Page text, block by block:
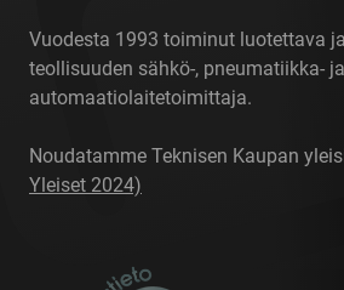
Vuodesta 1993 toiminut luotettava
teollisuuden sähkö-, pneumatiikka- ja
automaatiolaitetoimittaja.
Noudatamme Teknisen Kaupan
Yleiset 2024)